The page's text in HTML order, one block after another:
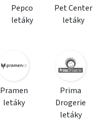
Pepco
letáky
Pet Center
letáky
Pramen
letáky
Prima
Drogerie
letáky